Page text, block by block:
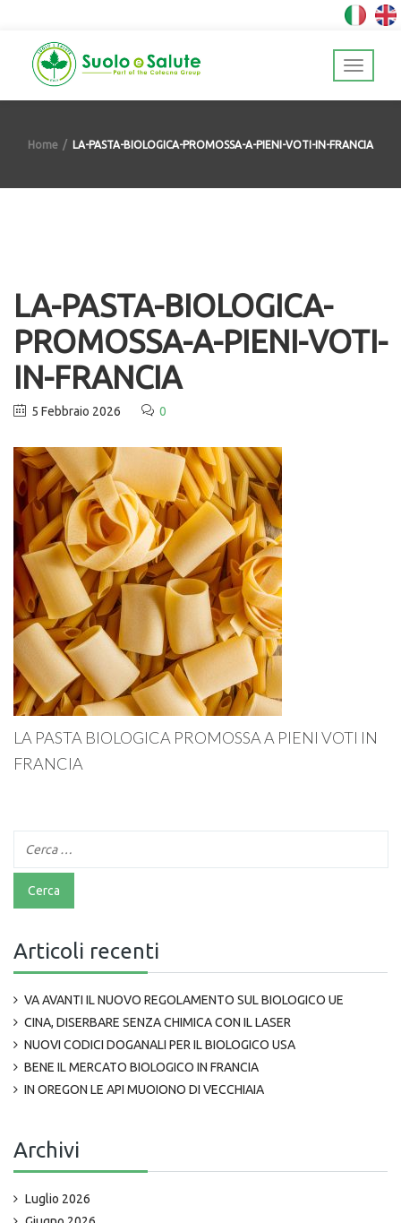
Home LA-PASTA-BIOLOGICA-PROMOSSA-A-PIENI-VOTI-IN-FRANCIA
LA-PASTA-BIOLOGICA-
PROMOSSA-A-PIENI-VOTI-
IN-FRANCIA
5 Febbraio 2026 0
LA PASTA BIOLOGICA PROMOSSA A PIENI VOTI IN
FRANCIA
Articoli recenti
VA AVANTI IL NUOVO REGOLAMENTO SUL BIOLOGICO UE
CINA, DISERBARE SENZA CHIMICA CON IL LASER
NUOVI CODICI DOGANALI PER IL BIOLOGICO USA
BENE IL MERCATO BIOLOGICO IN FRANCIA
IN OREGON LE API MUOIONO DI VECCHIAIA
Archivi
Luglio 2026